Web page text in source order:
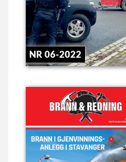
NR 06-2022